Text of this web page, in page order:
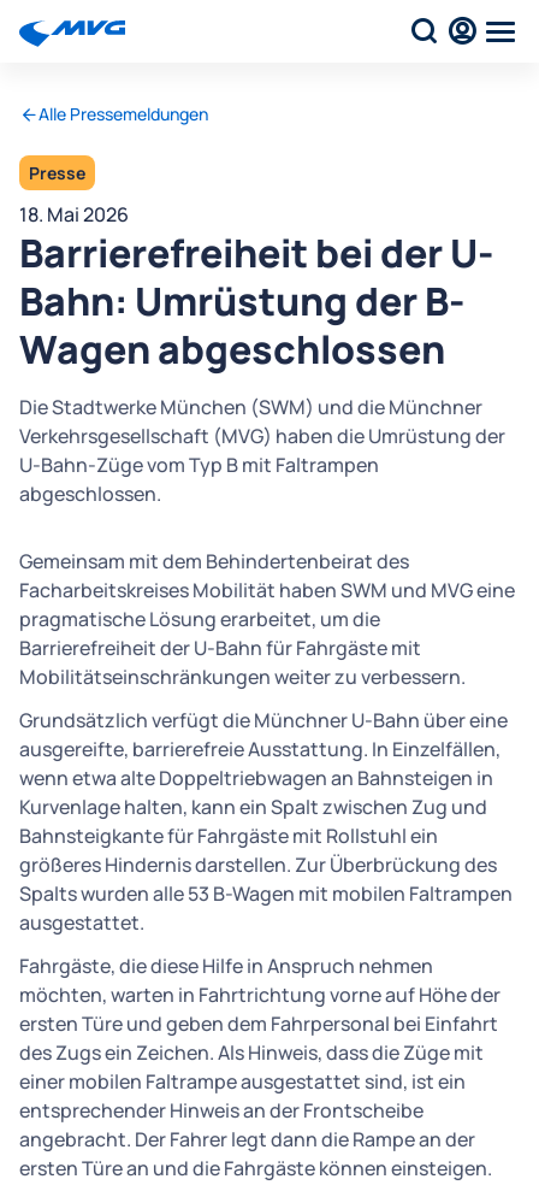
Alle Pressemeldungen
Presse
18. Mai 2026
Barrierefreiheit bei der U-
Bahn: Umrüstung der B-
Wagen abgeschlossen
Die Stadtwerke München (SWM) und die Münchner
Verkehrsgesellschaft (MVG) haben die Umrüstung der
U-Bahn-Züge vom Typ B mit Faltrampen
abgeschlossen.
Gemeinsam mit dem Behindertenbeirat des
Facharbeitskreises Mobilität haben SWM und MVG eine
pragmatische Lösung erarbeitet, um die
Barrierefreiheit der U-Bahn für Fahrgäste mit
Mobilitätseinschränkungen weiter zu verbessern.
Grundsätzlich verfügt die Münchner U-Bahn über eine
ausgereifte, barrierefreie Ausstattung. In Einzelfällen,
wenn etwa alte Doppeltriebwagen an Bahnsteigen in
Kurvenlage halten, kann ein Spalt zwischen Zug und
Bahnsteigkante für Fahrgäste mit Rollstuhl ein
größeres Hindernis darstellen. Zur Überbrückung des
Spalts wurden alle 53 B-Wagen mit mobilen Faltrampen
ausgestattet.
Fahrgäste, die diese Hilfe in Anspruch nehmen
möchten, warten in Fahrtrichtung vorne auf Höhe der
ersten Türe und geben dem Fahrpersonal bei Einfahrt
des Zugs ein Zeichen. Als Hinweis, dass die Züge mit
einer mobilen Faltrampe ausgestattet sind, ist ein
entsprechender Hinweis an der Frontscheibe
angebracht. Der Fahrer legt dann die Rampe an der
ersten Türe an und die Fahrgäste können einsteigen.